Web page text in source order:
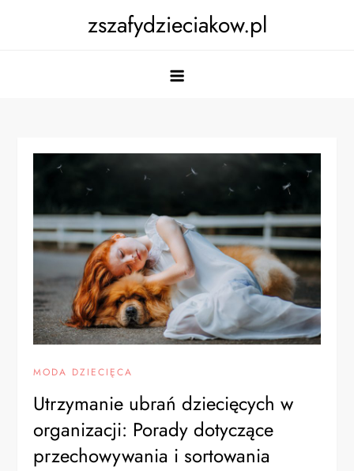
zszafydzieciakow.pl
MODA DZIECIĘCA
Utrzymanie ubrań dziecięcych w
organizacji: Porady dotyczące
przechowywania i sortowania